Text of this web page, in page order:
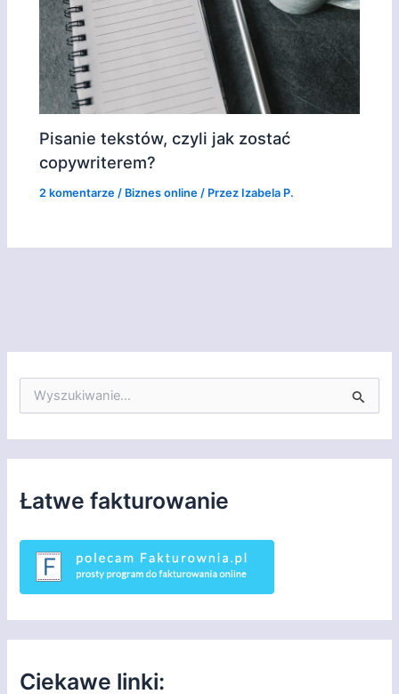
Pisanie tekstów, czyli jak zostać
copywriterem?
2 komentarze / Biznes online / Przez Izabela P.
k
a
d
l
:
Łatwe fakturowanie
Ciekawe linki: